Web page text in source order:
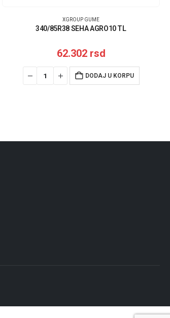
XGROUP GUME
340/85R38 SEHA AGRO10 TL
62.302 rsd
DODAJ U KORPU